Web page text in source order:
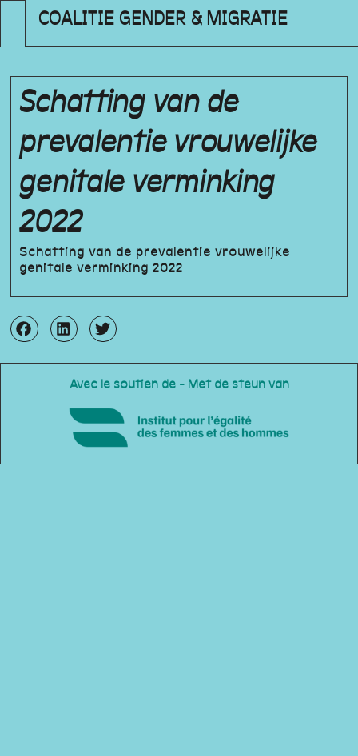
COALITIE GENDER & MIGRATIE
Schatting van de
prevalentie vrouwelijke
genitale verminking
2022
Schatting van de prevalentie vrouwelijke
genitale verminking 2022
Avec le soutien de - Met de steun van